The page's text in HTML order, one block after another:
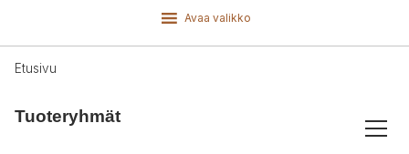
Avaa valikko
Etusivu
Tuoteryhmät